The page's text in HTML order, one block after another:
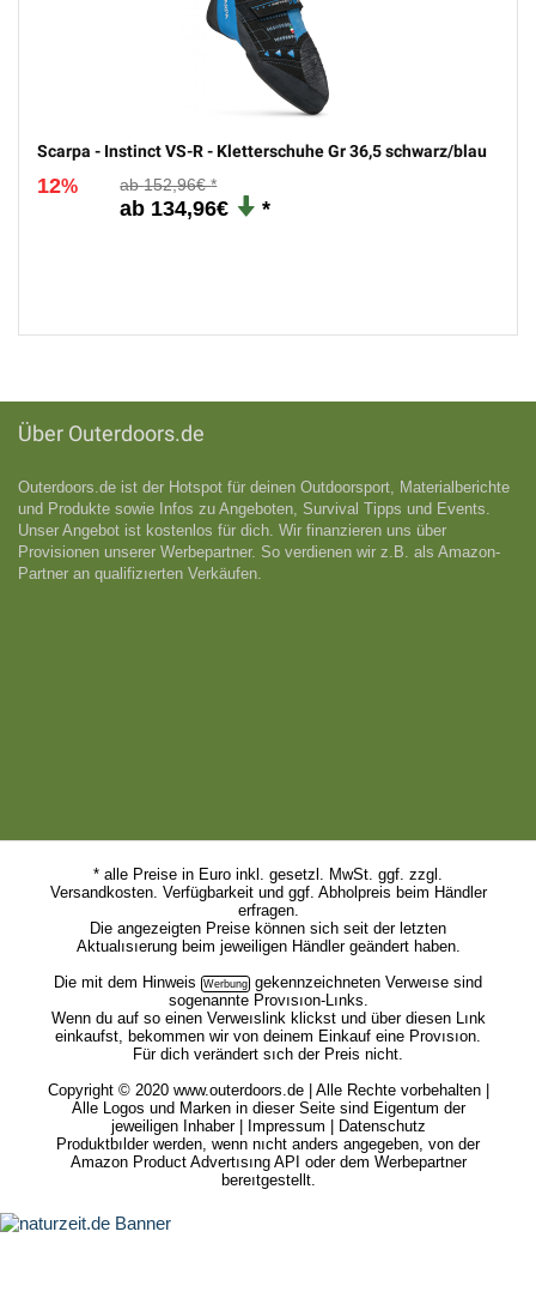
Scarpa - Instinct VS-R - Kletterschuhe Gr 36,5 schwarz/blau
12% 152,96€
134,96€
Über Outerdoors.de
Outerdoors.de ist der Hotspot für deinen Outdoorsport, Materialberichte
und Produkte sowie Infos zu Angeboten, Survival Tipps und Events.
Unser Angebot ist kostenlos für dich. Wir finanzieren uns über
Provisionen unserer Werbepartner. So verdienen wir z.B. als Amazon-
Partner an qualifizıerten Verkäufen.
* alle Preise in Euro inkl. gesetzl. MwSt. ggf. zzgl.
Versandkosten. Verfügbarkeit und ggf. Abholpreis beim Händler
erfragen.
Die angezeigten Preise können sich seit der letzten
Aktualısıerung beim jeweiligen Händler geändert haben.
Die mit dem Hinweis
gekennzeichneten Verweıse sind
sogenannte Provısıon-Lınks.
Wenn du auf so einen Verweıslink klickst und über diesen Lınk
einkaufst, bekommen wir von deinem Einkauf eine Provısıon.
Für dich verändert sıch der Preis nicht.
Copyright © 2020 www.outerdoors.de | Alle Rechte vorbehalten |
Alle Logos und Marken in dieser Seite sind Eigentum der
jeweiligen Inhaber |
Impressum
Datenschutz
Produktbılder werden, wenn nıcht anders angegeben, von der
Amazon Product Advertısıng API oder dem Werbepartner
bereıtgestellt.